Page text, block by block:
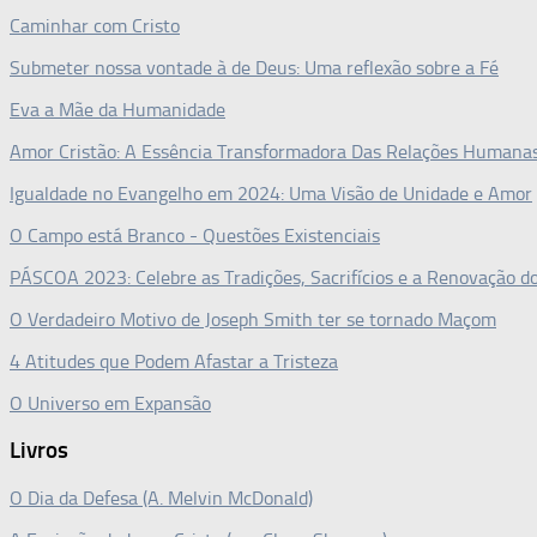
Caminhar com Cristo
Submeter nossa vontade à de Deus: Uma reflexão sobre a Fé
Eva a Mãe da Humanidade
Amor Cristão: A Essência Transformadora Das Relações
Igualdade no Evangelho em 2024: Uma Visão de Unidade e Amor
O Campo está Branco - Questões Existenciais
PÁSCOA 2023: Celebre as Tradições, Sacrifícios e a Renovação
O Verdadeiro Motivo de Joseph Smith ter se tornado Maçom
4 Atitudes que Podem Afastar a Tristeza
O Universo em Expansão
Livros
O Dia da Defesa (A. Melvin McDonald)